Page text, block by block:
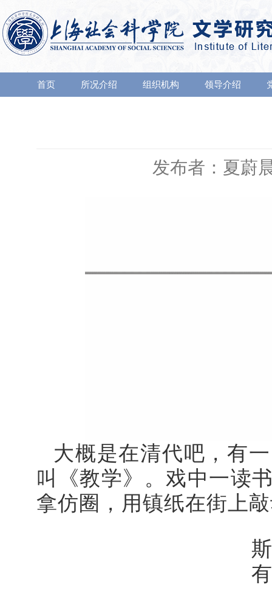
首页 所况介绍 组织机构 领导介绍
发布者：夏蔚
大概是在清代吧，有
叫《教学》。戏中一读
拿仿圈，用镇纸在街上